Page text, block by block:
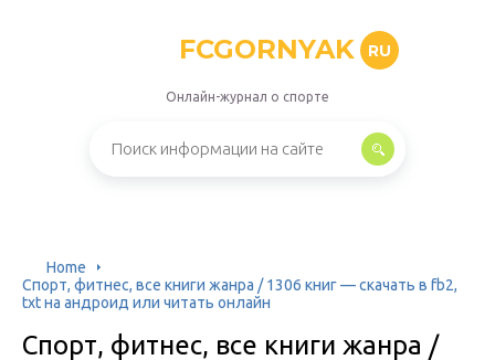
FCGORNYAK RU
Онлайн-журнал о спорте
Home
Спорт, фитнес, все книги жанра / 1306 книг — скачать в fb2,
txt на андроид или читать онлайн
Спорт, фитнес, все книги жанра /